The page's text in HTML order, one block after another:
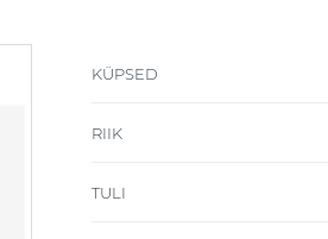
KÜPSED
RIIK
TULI